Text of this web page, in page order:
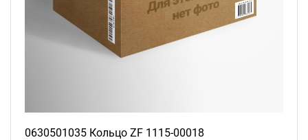
0630501035 Кольцо ZF 1115-00018